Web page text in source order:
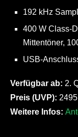
192 kHz
400 W Class-
Mittentöner,
USB-
Verfügbar ab: 2.
Preis (UVP):
Weitere Infos: